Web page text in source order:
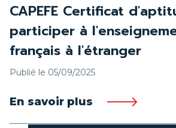
CAPEFE Certificat
participer à
français à l'étranger
Publié le 05/09/2025
En savoir plus